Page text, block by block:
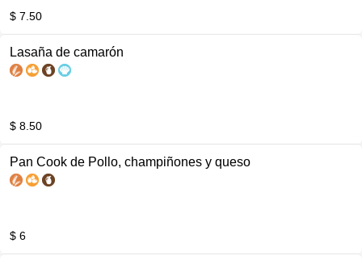
$ 7.50
Lasaña de camarón
$ 8.50
Pan Cook de Pollo, champiñones y queso
$ 6